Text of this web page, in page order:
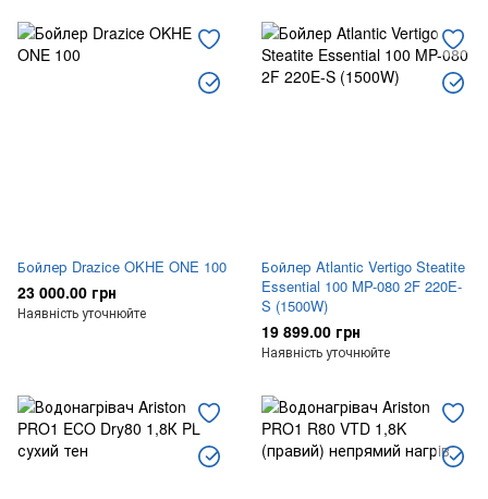
Бойлер Drazice OKHE ONE 100
23 000.00 грн
Наявність уточнюйте
Бойлер Atlantic Vertigo Steatite
Essential 100 MP-080 2F 220E-
S (1500W)
19 899.00 грн
Наявність уточнюйте